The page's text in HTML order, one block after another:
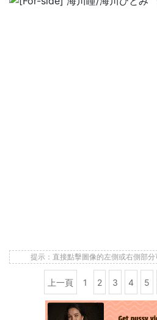
提示：直接點擊圖像的左側或右側部分
上一頁 1 2 3 4 5